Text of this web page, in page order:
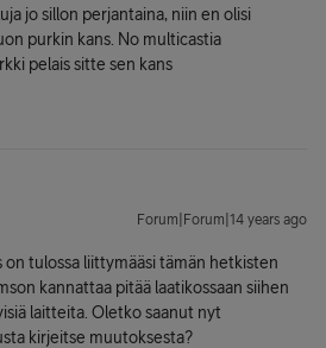
jo sillon perjantaina, niin en olisi
purkin kans. No multicastia
pelais sitte sen kans
Forum|Forum|14 years ago
tulossa liittymääsi tämän hetkisten
kannattaa pitää laatikossaan siihen
laitteita. Oletko saanut nyt
kirjeitse muutoksesta?